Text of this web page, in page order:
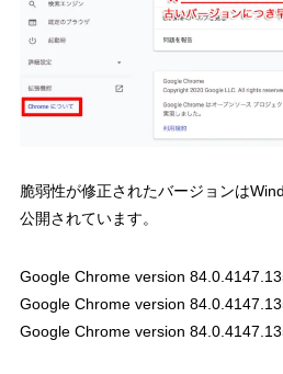
脆弱性が修正されたバージョンは
公開されています。
Google Chrome version
Google Chrome version
Google Chrome version